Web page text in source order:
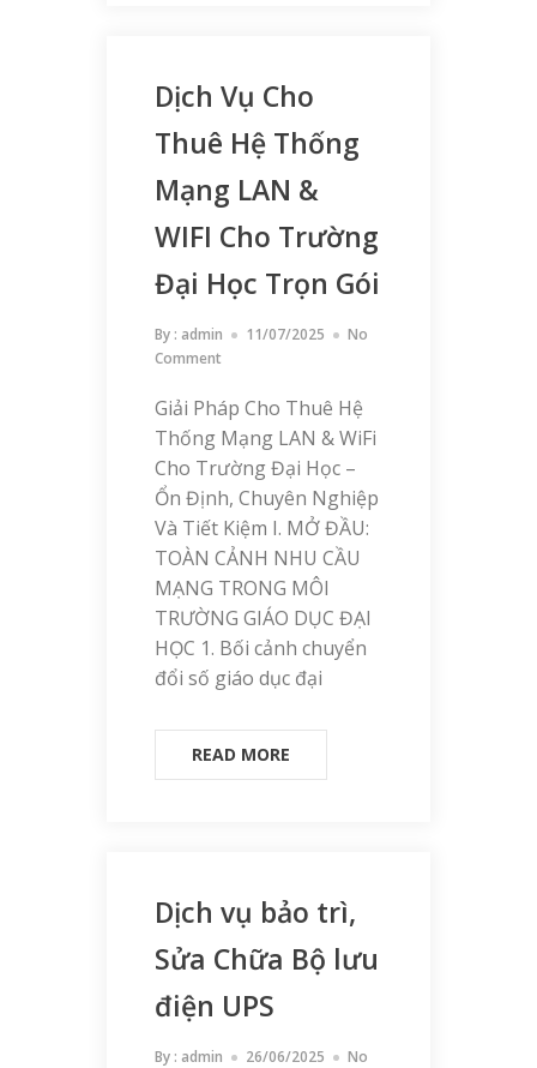
Dịch Vụ Cho
Thuê Hệ Thống
Mạng LAN &
WIFI Cho Trường
Đại Học Trọn Gói
By : admin 11/07/2025
No
Comment
Giải Pháp Cho Thuê Hệ
Thống Mạng LAN & WiFi
Cho Trường Đại Học –
Ổn Định, Chuyên Nghiệp
Và Tiết Kiệm I. MỞ ĐẦU:
TOÀN CẢNH NHU CẦU
MẠNG TRONG MÔI
TRƯỜNG GIÁO DỤC ĐẠI
HỌC 1. Bối cảnh chuyển
đổi số giáo dục đại
READ MORE
Dịch vụ bảo trì,
Sửa Chữa Bộ lưu
điện UPS
By : admin 26/06/2025
No